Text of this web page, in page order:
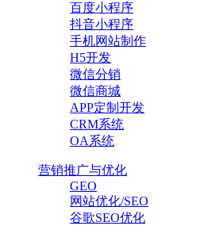
百度小程序
抖音小程序
手机网站制作
H5开发
微信分销
微信商城
APP定制开发
CRM系统
OA系统
营销推广与优化
GEO
网站优化/SEO
谷歌SEO优化